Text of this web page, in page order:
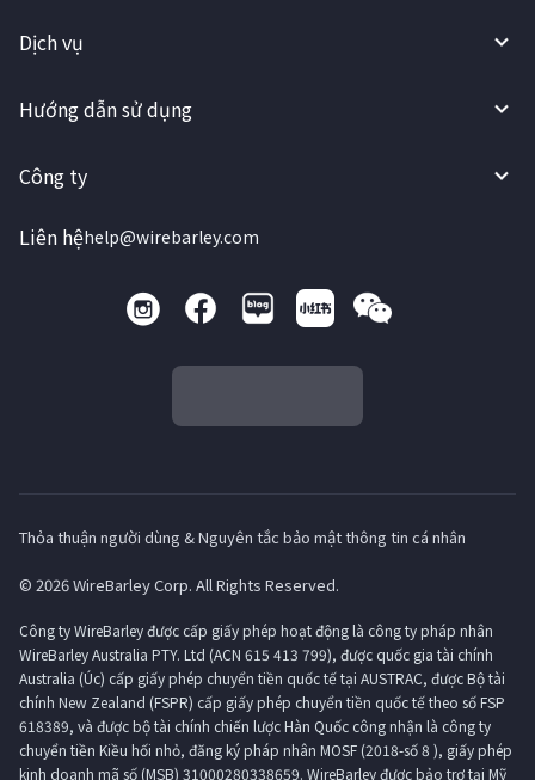
Dịch vụ
Hướng dẫn sử dụng
Công ty
Liên hệhelp@wirebarley.com
Thỏa thuận người dùng & Nguyên tắc bảo mật thông tin cá nhân
© 2026 WireBarley Corp. All Rights Reserved.
Công ty WireBarley được cấp giấy phép hoạt động là công ty pháp nhân
WireBarley Australia PTY. Ltd (ACN 615 413 799), được quốc gia tài chính
Australia (Úc) cấp giấy phép chuyển tiền quốc tế tại AUSTRAC, được Bộ tài
chính New Zealand (FSPR) cấp giấy phép chuyển tiền quốc tế theo số FSP
618389, và được bộ tài chính chiến lược Hàn Quốc công nhận là công ty
chuyển tiền Kiều hối nhỏ, đăng ký pháp nhân MOSF (2018-số 8 ), giấy phép
kinh doanh mã số (MSB) 31000280338659. WireBarley được bảo trợ tại Mỹ